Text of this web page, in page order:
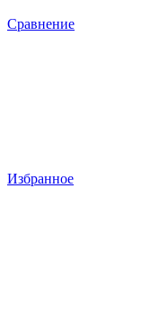
Сравнение
Избранное